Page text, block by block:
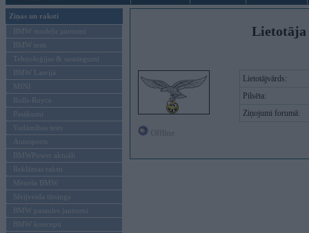
Ziņas un raksti
BMW modeļu jaunumi
BMW testi
Tehnoloģijas & sasniegumi
BMW Latvijā
MINI
Rolls-Royce
Pasākumi
Vadāmības tests
Autosports
BMWPower aktuāli
Reklāmas raksti
Mēneša BMW
Sērijveida tūnings
BMW pasaules jaunumi
BMW koncepti
Lietotājvārds:
Pilsēta:
Ziņojumi forumā: